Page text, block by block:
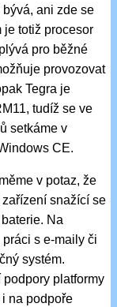
ani zde se
je totiž procesor
pro běžné
provozovat
Tegra je
tudíž se ve
setkáme v
CE.
v potaz, že
snažící se
Na
s e-maily či
systém.
platformy
na podpoře